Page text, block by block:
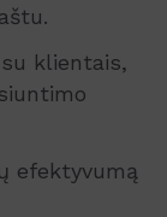
klientais,
efektyvumą